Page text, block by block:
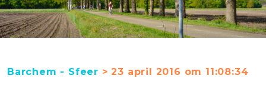
Barchem - Sfeer > 23 april 2016 om 11:08:34